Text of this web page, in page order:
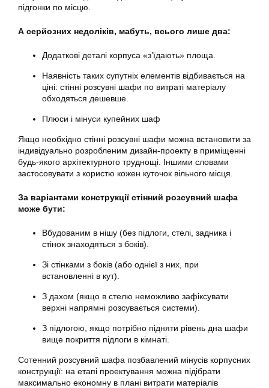
підгонки по місцю.
А серйозних недоліків, мабуть, всього лише два:
Додаткові деталі корпуса «з’їдають» площа.
Наявність таких супутніх елементів відбивається на
ціні: стінні розсувні шафи по витраті матеріалу
обходяться дешевше.
Плюси і мінуси купейних шаф
Якщо необхідно стінні розсувні шафи можна встановити за
індивідуально розробленим дизайн-проекту в приміщенні
будь-якого архітектурного труднощі. Іншими словами
застосовувати з користю кожен куточок вільного місця.
За варіантами конструкції стінний розсувний шафа
може бути:
Вбудованим в нішу (без підлоги, стелі, задника і
стінок знаходяться з боків).
Зі стінками з боків (або однієї з них, при
встановленні в кут).
З дахом (якщо в стелю неможливо зафіксувати
верхні напрямні розсувається системи).
З підлогою, якщо потрібно підняти рівень дна шафи
вище покриття підлоги в кімнаті.
Сотенний розсувний шафа позбавлений мінусів корпусних
конструкції: на етапі проектування можна підібрати
максимально економну в плані витрати матеріалів